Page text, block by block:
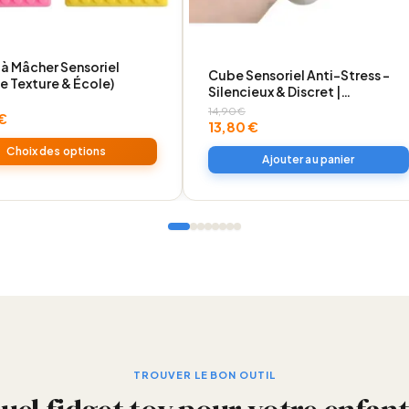
Mâcher Sensoriel
Texture & École)
Choix des options
Cube Sensoriel Anti-Stress –
Silencieux & Discret |
TDAH/TSA
14,90€
Le
prix
était :
13,80€
Le
actuel
Ajouter au panier
TROUVER LE BON OUTIL